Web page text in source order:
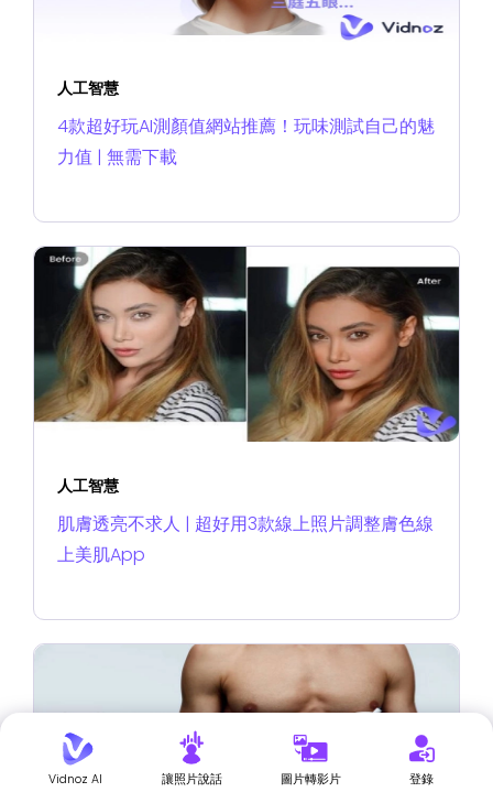
人工智慧
4款超好玩AI測顏值網站推薦！玩味測試自己的魅
力值 | 無需下載
人工智慧
肌膚透亮不求人 | 超好用3款線上照片調整膚色線
上美肌App
Vidnoz AI 讓照片說話 圖片轉影片 登錄